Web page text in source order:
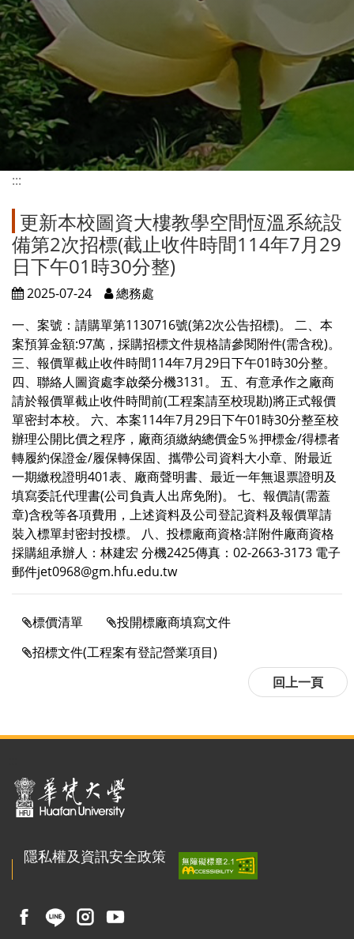
:::
更新本校圖資大樓教學空間恆溫系統設
備第2次招標(截止收件時間114年7月29
日下午01時30分整)
2025-07-24
總務處
一、案號：請購單第1130716號(第2次公告招標)。 二、本
案預算金額:97萬，採購招標文件規格請參閱附件(需含稅)。
三、報價單截止收件時間114年7月29日下午01時30分整。
四、聯絡人圖資處李啟榮分機3131。 五、有意承作之廠商
請於報價單截止收件時間前(工程案請至校現勘)將正式報價
單密封本校。 六、本案114年7月29日下午01時30分整至校
辦理公開比價之程序，廠商須繳納總價金5％押標金/得標者
轉履約保證金/履保轉保固、攜帶公司資料大小章、附最近
一期繳稅證明401表、廠商聲明書、最近一年無退票證明及
填寫委託代理書(公司負責人出席免附)。 七、報價請(需蓋
章)含稅等各項費用，上述資料及公司登記資料及報價單請
裝入標單封密封投標。 八、投標廠商資格:詳附件廠商資格
採購組承辦人：林建宏 分機2425傳真：02-2663-3173 電子
郵件jet0968@gm.hfu.edu.tw
標價清單
投開標廠商填寫文件
招標文件(工程案有登記營業項目)
隱私權及資訊安全政策